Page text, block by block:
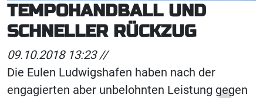
TEMPOHANDBALL UND
SCHNELLER RÜCKZUG
09.10.2018 13:23 //
Die Eulen Ludwigshafen haben nach der
engagierten aber unbelohnten Leistung gegen